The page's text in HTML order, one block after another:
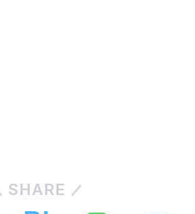
SHARE